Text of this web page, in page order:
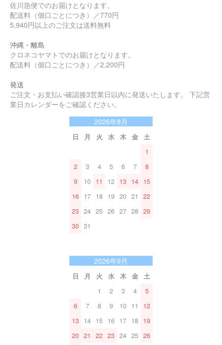
佐川急便でのお届けとなります。
配送料（個口ごとにつき）／770円
5,940円以上のご注文は送料無料
沖縄・離島
クロネコヤマトでのお届けとなります。
配送料（個口ごとにつき）／2,200円
発送
ご注文・お支払い確認後3営業日以内に発送いたします。 下記営
業日カレンダーをご確認ください。
2026年8月
日 月 火 水 木 金
土
1
2
3 4 5 6 7
8
9
10 11 12 13 14 15
16 17 18 19 20 21
22
23 24 25 26 27 28 29
30 31
2026年9月
日 月 火 水 木 金
土
1
2 3 4
5
6
7 8 9 10 11
12
13 14 15 16 17 18 19
20 21 22 23 24 25 26